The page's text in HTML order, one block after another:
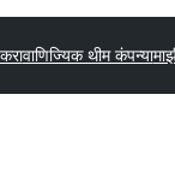
वाणिज्यिक थीम कंपन्या